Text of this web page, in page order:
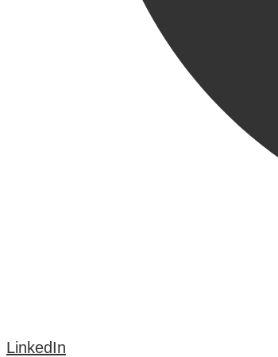
LinkedIn